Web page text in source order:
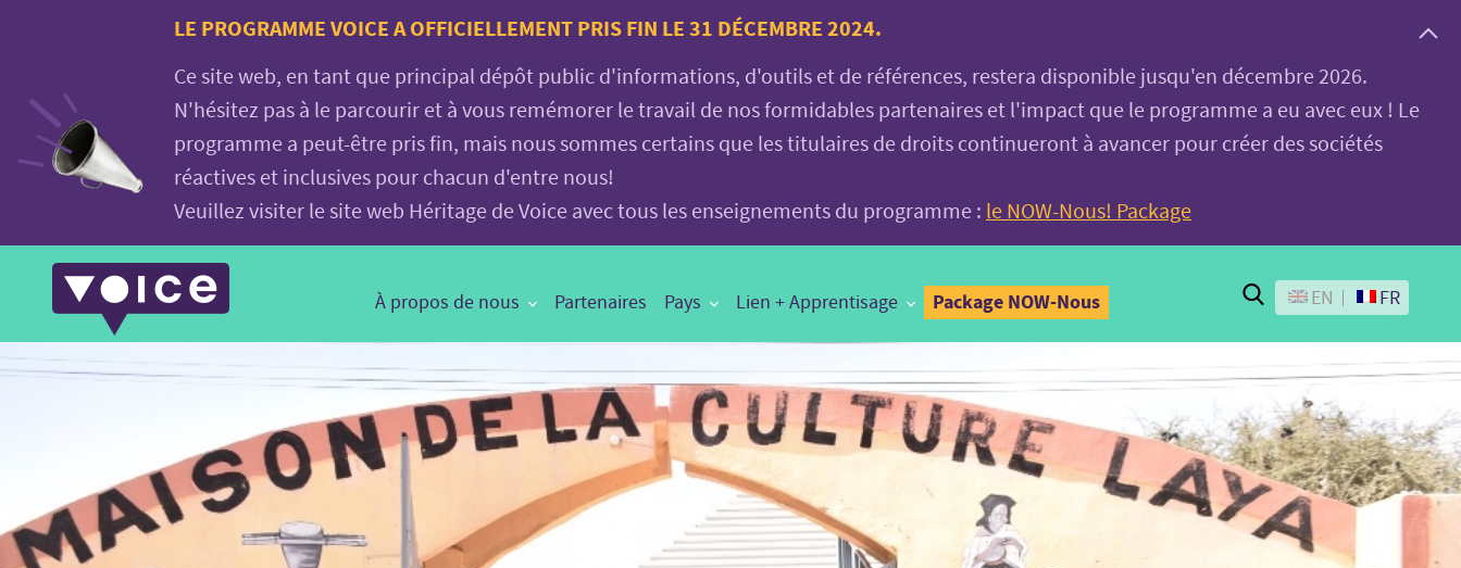
Voice.Global
website
LE PROGRAMME VOICE A OFFICIELLEMENT PRIS FIN LE 31 DÉCEMBRE 2024.
Ce site web, en tant que principal dépôt public d'informations, d'outils et de références, restera disponible jusqu'en décembre 2026.
N'hésitez pas à le parcourir et à vous remémorer le travail de nos formidables partenaires et l'impact que le programme a eu avec eux ! Le
programme a peut-être pris fin, mais nous sommes certains que les titulaires de droits continueront à avancer pour créer des sociétés
réactives et inclusives pour chacun d'entre nous!
Veuillez visiter le site web Héritage de Voice avec tous les enseignements du programme : le NOW-Nous! Package
Main
Navigation
À propos de nous Partenaires Pays Lien + Apprentisage Package NOW-Nous Search
EN FR